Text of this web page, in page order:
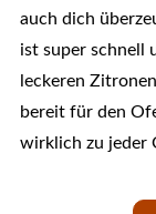
auch dich
ist super schnell
leckeren
bereit für den
wirklich zu jeder